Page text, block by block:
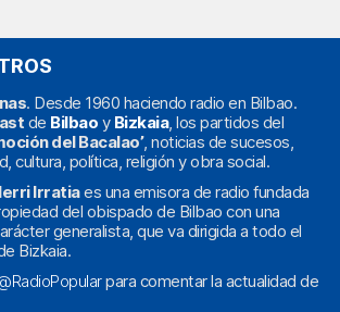
. Desde 1960 haciendo radio en Bilbao.
de Bilbao y Bizkaia, los partidos del
del Bacalao’, noticias de sucesos,
cultura, política, religión y obra social.
Irratiaes una emisora de radio fundada
del obispado de Bilbao con una
generalista, que va dirigida a todo el
Bizkaia.
para comentar la actualidad de